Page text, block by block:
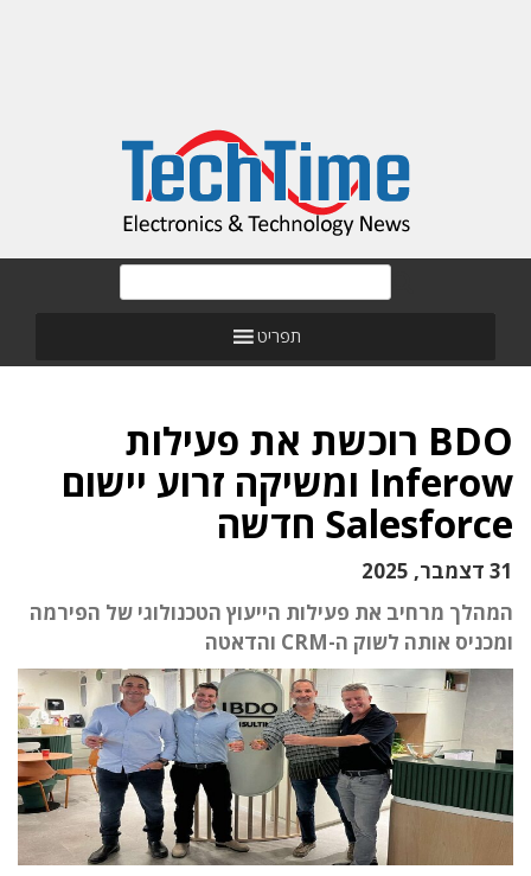
תפריט
BDO רוכשת את פעילות
Inferow ומשיקה זרוע יישום
Salesforce חדשה
31 דצמבר, 2025
המהלך מרחיב את פעילות הייעוץ הטכנולוגי של הפירמה
ומכניס אותה לשוק ה-CRM והדאטה